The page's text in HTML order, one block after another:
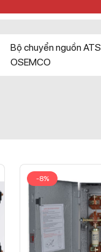
Bộ chuyển nguồn ATS
OSEMCO
-8%